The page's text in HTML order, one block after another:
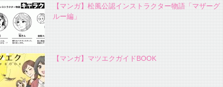
【マンガ】松風公認インストラクター物語「マザーグ
ルー編」
【マンガ】マツエクガイドBOOK